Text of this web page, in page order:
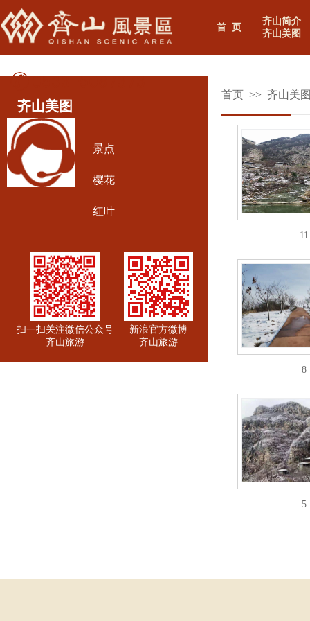
首 页
齐山简介
齐山美图
齐山美图
景点
樱花
红叶
扫一扫关注微信公众号
齐山旅游
新浪官方微博
齐山旅游
首页 >> 齐山美
11
8
5